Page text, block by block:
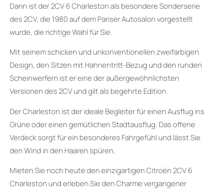
Dann ist der 2CV 6 Charleston als besondere Sonderserie
des 2CV, die 1980 auf dem Pariser Autosalon vorgestellt
wurde, die richtige Wahl für Sie.
Mit seinem schicken und unkonventionellen zweifarbigen
Design, den Sitzen mit Hahnentritt-Bezug und den runden
Scheinwerfern ist er eine der außergewöhnlichsten
Versionen des 2CV und gilt als begehrte Edition.
Der Charleston ist der ideale Begleiter für einen Ausflug ins
Grüne oder einen gemütlichen Stadtausflug. Das offene
Verdeck sorgt für ein besonderes Fahrgefühl und lässt Sie
den Wind in den Haaren spüren.
Mieten Sie noch heute den einzigartigen Citroën 2CV 6
Charleston und erleben Sie den Charme vergangener